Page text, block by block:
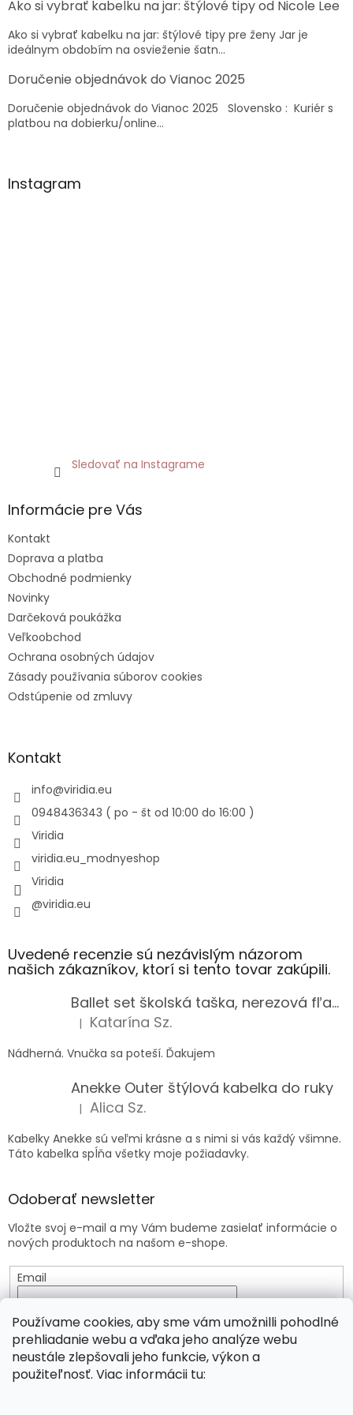
Používame cookies, aby sme vám umožnilli pohodlné
prehliadanie webu a vďaka jeho analýze webu
neustále zlepšovali jeho funkcie, výkon a
použiteľnosť. Viac informácii tu:
Ako si vybrať kabelku na jar: štýlové tipy od Nicole Lee
Ako si vybrať kabelku na jar: štýlové tipy pre ženy Jar je
ideálnym obdobím na osvieženie šatn...
Doručenie objednávok do Vianoc 2025
Doručenie objednávok do Vianoc 2025 Slovensko : Kuriér s
platbou na dobierku/online...
Instagram
Sledovať na Instagrame
Informácie pre Vás
Kontakt
Doprava a platba
Obchodné podmienky
Novinky
Darčeková poukážka
Veľkoobchod
Ochrana osobných údajov
Zásady používania súborov cookies
Odstúpenie od zmluvy
Kontakt
info@viridia.eu
0948436343 ( po - št od 10:00 do 16:00 )
Viridia
viridia.eu_modnyeshop
Viridia
@viridia.eu
Uvedené recenzie sú nezávislým názorom
našich zákazníkov, ktorí si tento tovar zakúpili.
Ballet set školská taška, nerezová fľaša a plný peračník s motívom baletky pre dievča
Hodnotenie produktu je 5 z 5 hviezdičiek.
| Katarína Sz.
Nádherná. Vnučka sa poteší. Ďakujem
Anekke Outer štýlová kabelka do ruky
Hodnotenie produktu je 5 z 5 hviezdičiek.
| Alica Sz.
Kabelky Anekke sú veľmi krásne a s nimi si vás každý všimne.
Táto kabelka spĺňa všetky moje požiadavky.
Odoberať newsletter
Vložte svoj e-mail a my Vám budeme zasielať informácie o
nových produktoch na našom e-shope.
Email
osobných údajov
PRIHLÁSIŤ SA